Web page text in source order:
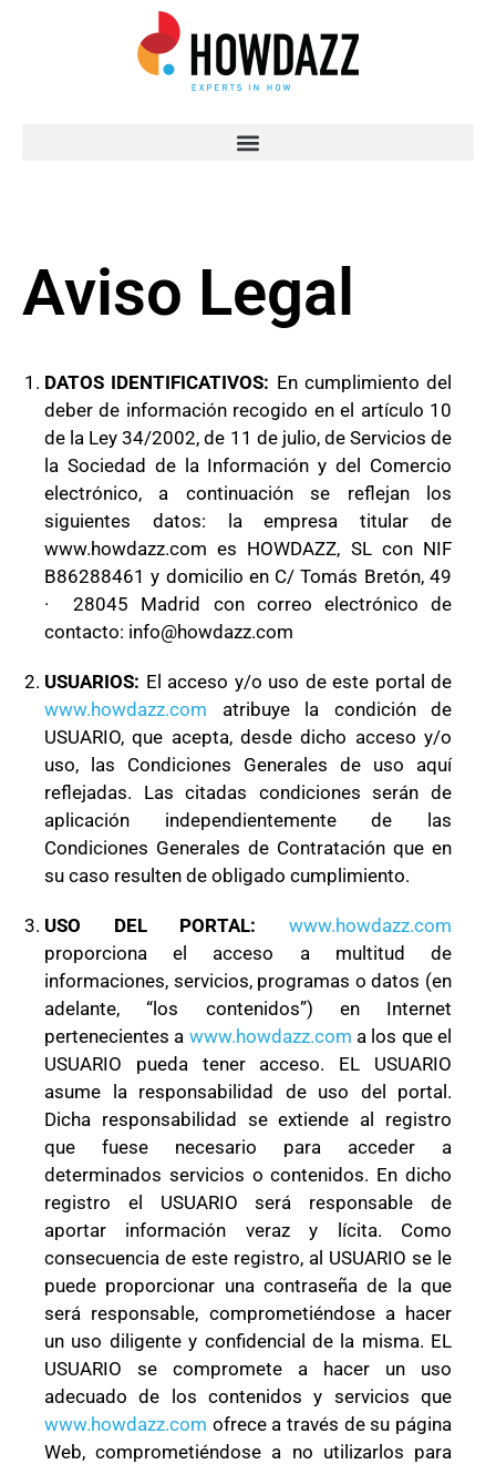
Aviso Legal
DATOS IDENTIFICATIVOS: En cumplimiento del
deber de información recogido en el artículo 10
de la Ley 34/2002, de 11 de julio, de Servicios de
la Sociedad de la Información y del Comercio
electrónico, a continuación se reflejan los
siguientes datos: la empresa titular de
www.howdazz.com es HOWDAZZ, SLcon NIF
B86288461 y domicilio en C/ Tomás Bretón, 49
· 28045 Madrid con correo electrónico de
contacto: info@howdazz.com
USUARIOS: El acceso y/o uso de este portal de
www.howdazz.com atribuye la condición de
USUARIO, que acepta, desde dicho acceso y/o
uso, las Condiciones Generales de uso aquí
reflejadas. Las citadas condiciones serán de
aplicación independientemente de las
Condiciones Generales de Contratación que en
su caso resulten de obligado cumplimiento.
USO DEL PORTAL: www.howdazz.com
proporciona el acceso a multitud de
informaciones, servicios, programas o datos (en
adelante, “los contenidos”) en Internet
pertenecientes a www.howdazz.com a los que el
USUARIO pueda tener acceso. EL USUARIO
asume la responsabilidad de uso del portal.
Dicha responsabilidad se extiende al registro
que fuese necesario para acceder a
determinados servicios o contenidos. En dicho
registro el USUARIO será responsable de
aportar información veraz y lícita. Como
consecuencia de este registro, al USUARIO se le
puede proporcionar una contraseña de la que
será responsable, comprometiéndose a hacer
un uso diligente y confidencial de la misma. EL
USUARIO se compromete a hacer un uso
adecuado de los contenidos y servicios que
www.howdazz.com ofrece a través de su página
Web, comprometiéndose a no utilizarlos para